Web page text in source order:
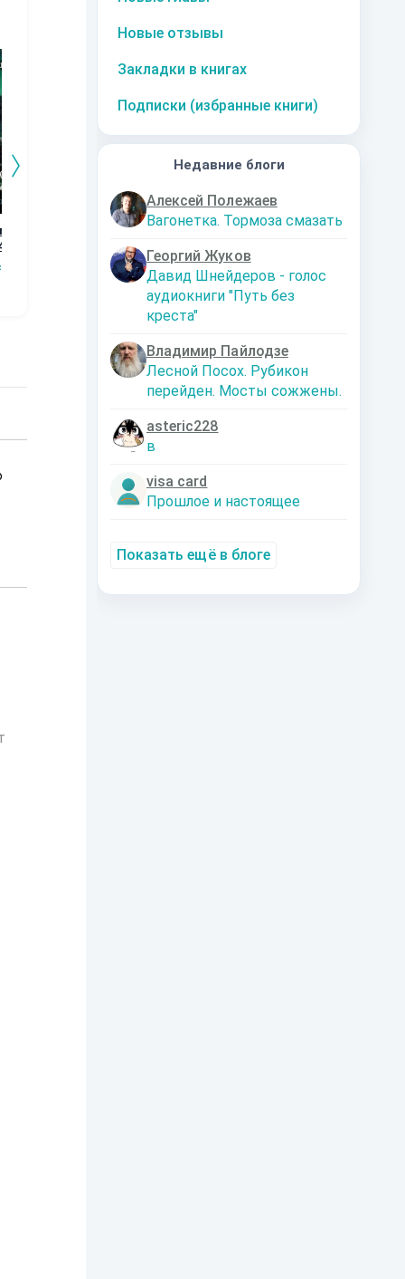
Новые отзывы
Закладки в книгах
Подписки (избранные книги)
Недавние блоги
Алексей Полежаев
Вагонетка. Тормоза смазать
Георгий Жуков
Давид Шнейдеров - голос
аудиокниги "Путь без
креста"
Владимир Пайлодзе
Лесной Посох. Рубикон
перейден. Мосты сожжены.
asteric228
в
visa card
Прошлое и настоящее
Показать ещё в блоге
Дорога к магии.
Сергей Мясищев
10 за часть
Графство
Первые шаги.
Книга 2
Сергей Мясищев
Возвращение